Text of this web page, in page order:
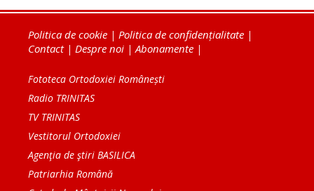
Politica de cookie | Politica de confidențialitate |
Contact| Despre noi |Abonamente |
Fototeca Ortodoxiei Românești
Radio TRINITAS
TV TRINITAS
Vestitorul Ortodoxiei
Agenţia de ştiri BASILICA
Patriarhia Română